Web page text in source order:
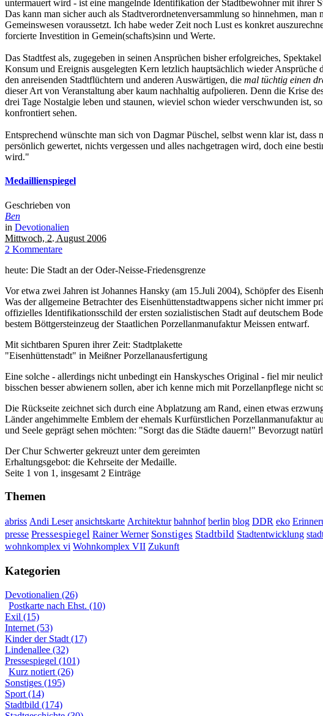
untermauert wird - ist eine mangelnde Identifikation der Stadtbewohner mit ihrer
Das kann man sicher auch als Stadtverordnetenversammlung so hinnehmen,
Gemeinswesen voraussetzt. Ich habe weder Zeit noch Lust es konkret
forcierte Investition in Gemein(schafts)sinn und Werte.
Das Stadtfest als, zugegeben in seinen Ansprüchen bisher erfolgreiches,
Konsum und Ereignis ausgelegten Kern letzlich hauptsächlich wieder
den anreisenden Stadtflüchtern und anderen Auswärtigen, die mal tüchtig einen
dieser Art von Veranstaltung aber kaum nachhaltig aufpolieren. Denn die Krise
drei Tage Nostalgie leben und staunen, wieviel schon wieder verschwunden ist,
konfrontiert sehen.
Entsprechend wünschte man sich von Dagmar Püschel, selbst wenn klar ist,
persönlich gewertet, nichts vergessen und alles nachgetragen wird, doch eine
wird."
Medaillienspiegel
Geschrieben von
Ben
in Devotionalien
Mittwoch, 2. August 2006
2 Kommentare
heute: Die Stadt an der Oder-Neisse-Friedensgrenze
Vor etwa zwei Jahren ist Johannes Hansky (am 15.Juli 2004), Schöpfer des
Was der allgemeine Betrachter des Eisenhüttenstadtwappens sicher nicht
offizielles Identifikationsschild der ersten sozialistischen Stadt auf deutschem
bestem Böttgersteinzeug der Staatlichen Porzellanmanufaktur Meissen entwarf.
Mit sichtbaren Spuren ihrer Zeit: Stadtplakette
"Eisenhüttenstadt" in Meißner Porzellanausfertigung
Eine solche - allerdings nicht unbedingt ein Hanskysches Original - fiel mir
bisschen besser abwienern sollen, aber ich kenne mich mit Porzellanpflege
Die Rückseite zeichnet sich durch eine Abplatzung am Rand, einen etwas
Länder angehimmelte Emblem der ehemals Kurfürstlichen Porzellanmanufaktur
und Seele geprägt sehen möchten: "Sorgt das die Städte dauern!" Bevorzugt
Der Chur Schwerter gekreuzt unter dem gereimten
Erhaltungsgebot: die Kehrseite der Medaille.
Seite 1 von 1, insgesamt 2 Einträge
Themen
abriss Andi Leser ansichtskarte Architektur bahnhof berlin blog DDR eko
presse Pressespiegel Rainer Werner Sonstiges Stadtbild Stadtentwicklung
wohnkomplex vi Wohnkomplex VII Zukunft
Kategorien
Devotionalien (26)
Postkarte nach Ehst. (10)
Exil (15)
Internet (53)
Kinder der Stadt (17)
Lindenallee (32)
Pressespiegel (101)
Kurz notiert (26)
Sonstiges (195)
Sport (14)
Stadtbild (174)